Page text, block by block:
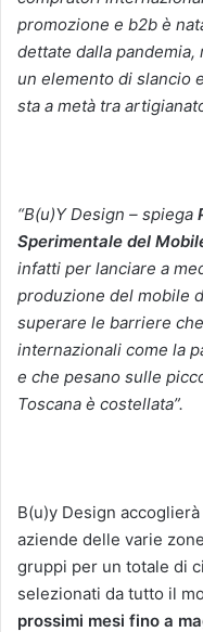
promozione e b2b è
dettate dalla pandemia,
un elemento di slancio
sta a metà tra
“B(u)Y Design – spiega
Sperimentale del
infatti per lanciare a
produzione del mobile
superare le barriere
internazionali come la
e che pesano sulle
Toscana è costellata”.
B(u)y Design
aziende delle varie
gruppi per un totale di
selezionati da tutto il
prossimi mesi fino a